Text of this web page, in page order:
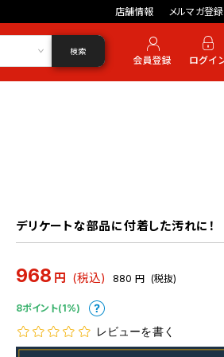
店舗情報 メルマガ登録
検索
デリケートな部品に付着した汚れに！
968 円 (税込) 880 円 (税抜)
8ポイント(1%)
レビューを書く